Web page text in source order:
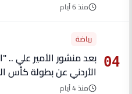
منذ 6 أيام
04
رياضة
الأردني عن بطولة كأس
منذ 4 أيام